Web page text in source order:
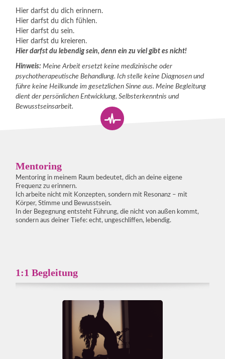
Hier darfst du dich erinnern.
Hier darfst du dich fühlen.
Hier darfst du sein.
Hier darfst du kreieren.
Hier darfst du lebendig sein, denn ein zu viel gibt es nicht!
Hinweis: Meine Arbeit ersetzt keine medizinische oder
psychotherapeutische Behandlung. Ich stelle keine Diagnosen und
führe keine Heilkunde im gesetzlichen Sinne aus. Meine Begleitung
dient der persönlichen Entwicklung, Selbsterkenntnis und
Bewusstseinsarbeit.
Mentoring
Mentoring in meinem Raum bedeutet, dich an deine eigene
Frequenz zu erinnern.
Ich arbeite nicht mit Konzepten, sondern mit Resonanz – mit
Körper, Stimme und Bewusstsein.
In der Begegnung entsteht Führung, die nicht von außen kommt,
sondern aus deiner Tiefe: echt, ungeschliffen, lebendig.
1:1 Begleitung